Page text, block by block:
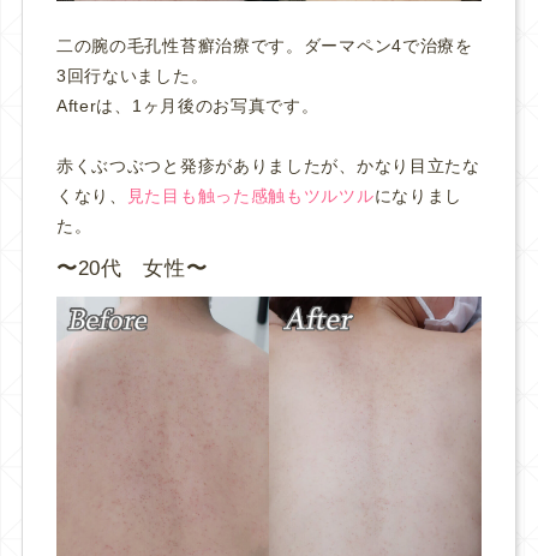
二の腕の毛孔性苔癬治療です。ダーマペン4で治療を
3回行ないました。
Afterは、1ヶ月後のお写真です。
赤くぶつぶつと発疹がありましたが、かなり目立たな
くなり、
見た目も触った感触もツルツルになりまし
た。
20代 女性